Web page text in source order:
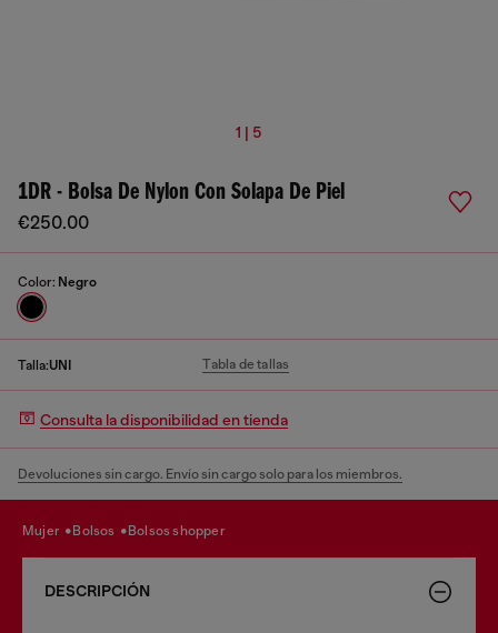
1 | 5
1DR - Bolsa De Nylon Con Solapa De Piel
€250.00
Color: Negro
Talla:UNI Tabla de tallas
Consulta la disponibilidad en tienda
Devoluciones sin cargo. Envío sin cargo solo para los miembros.
mujer bolsos bolsos shopper
DESCRIPCIÓN